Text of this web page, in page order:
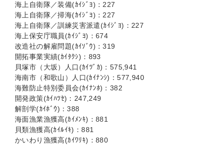
海上自衛隊／装備(ｶｲｼﾞﾖ)：227
海上自衛隊／掃海(ｶｲｼﾞﾖ)：227
海上自衛隊／訓練災害派遣(ｶｲｼﾞﾖ)：227
海上保安庁職員(ｶｲｼﾞﾖ)：674
改造社の解雇問題(ｶｲｿﾞｳ)：319
開拓事業実績(ｶｲﾀｸｼ)：893
貝塚市（大坂）人口(ｶｲﾂﾞｶ)：575,941
海南市（和歌山）人口(ｶｲﾅﾝｼ)：577,940
海難防止特別委員会(ｶｲﾅﾝﾎ)：382
開発政策(ｶｲﾊﾂｾ)：247,249
解剖学(ｶｲﾎﾞｳ)：388
海面漁業漁獲高(ｶｲﾒﾝｷ)：881
貝類漁獲高(ｶｲﾙｲｷ)：881
かいわり漁獲高(ｶｲﾜﾘｷ)：880